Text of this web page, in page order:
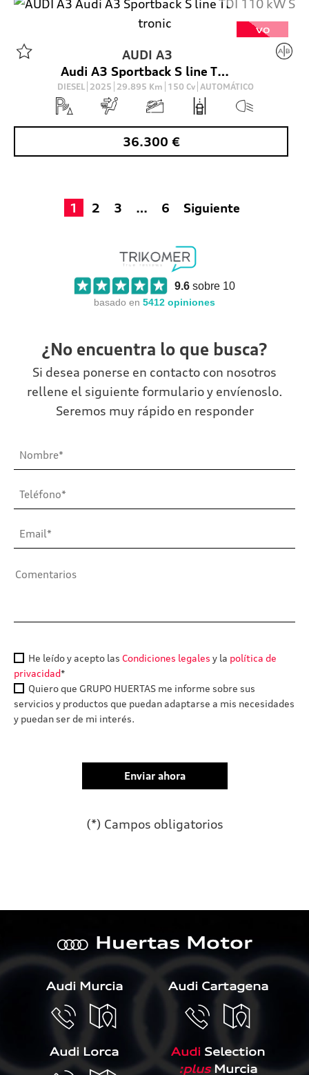
VO
AUDI A3
Audi A3 Sportback S line TDI 110 kW S tronic
DIESEL 2025 29.895 Km 150 Cv AUTOMÁTICO
36.300 €
1 2 3 … 6 Siguiente
9.6sobre 10
basado en 5412 opiniones
¿No encuentra lo que busca?
Si desea ponerse en contacto con nosotros
rellene el siguiente formulario y envíenoslo.
Seremos muy rápido en responder
He leído y acepto las Condiciones legales y la política de
privacidad*
Quiero que GRUPO HUERTAS me informe sobre sus
servicios y productos que puedan adaptarse a mis necesidades
y puedan ser de mi interés.
(*) Campos obligatorios
a Huertas Motor
Audi Murcia Audi Cartagena
Audi Lorca Audi Selection
:plusMurcia